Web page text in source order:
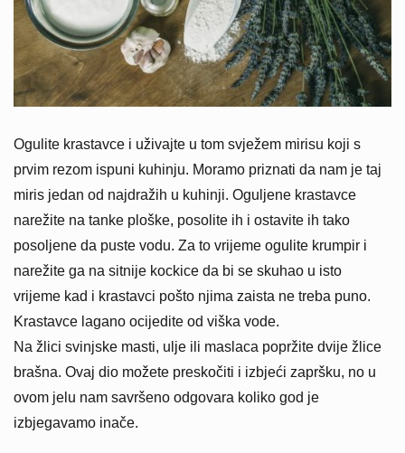
Ogulite krastavce i uživajte u tom svježem mirisu koji s
prvim rezom ispuni kuhinju. Moramo priznati da nam je taj
miris jedan od najdražih u kuhinji. Oguljene krastavce
narežite na tanke ploške, posolite ih i ostavite ih tako
posoljene da puste vodu. Za to vrijeme ogulite krumpir i
narežite ga na sitnije kockice da bi se skuhao u isto
vrijeme kad i krastavci pošto njima zaista ne treba puno.
Krastavce lagano ocijedite od viška vode.
Na žlici svinjske masti, ulje ili maslaca popržite dvije žlice
brašna. Ovaj dio možete preskočiti i izbjeći zapršku, no u
ovom jelu nam savršeno odgovara koliko god je
izbjegavamo inače.